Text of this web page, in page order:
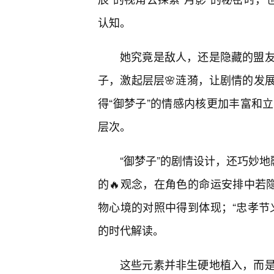
认知。
她究竟是敌人，还是隐藏的盟
子，激起层层🌸涟漪，让剧情的发
得“御梦子”的情感内核更加丰富和
层次。
“御梦子”的剧情设计，还巧妙
的🔥观念，在角色的命运安排中若
物心境的对照中得到体现；“忠孝
的时代解读。
这些元素并非生硬地植入，而